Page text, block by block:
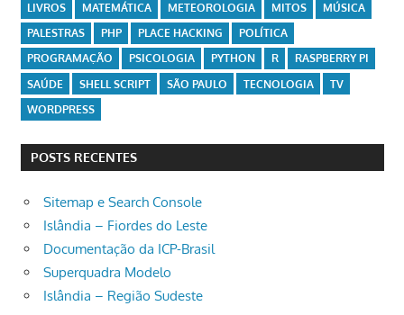
LIVROS
MATEMÁTICA METEOROLOGIA MITOS
MÚSICA
PALESTRAS
PHP PLACE HACKING
POLÍTICA
PROGRAMAÇÃO
PSICOLOGIA PYTHON R
RASPBERRY PI
SAÚDE
SHELL SCRIPT SÃO PAULO TECNOLOGIA
TV
WORDPRESS
POSTS RECENTES
Sitemap e Search Console
Islândia – Fiordes do Leste
Documentação da ICP-Brasil
Superquadra Modelo
Islândia – Região Sudeste